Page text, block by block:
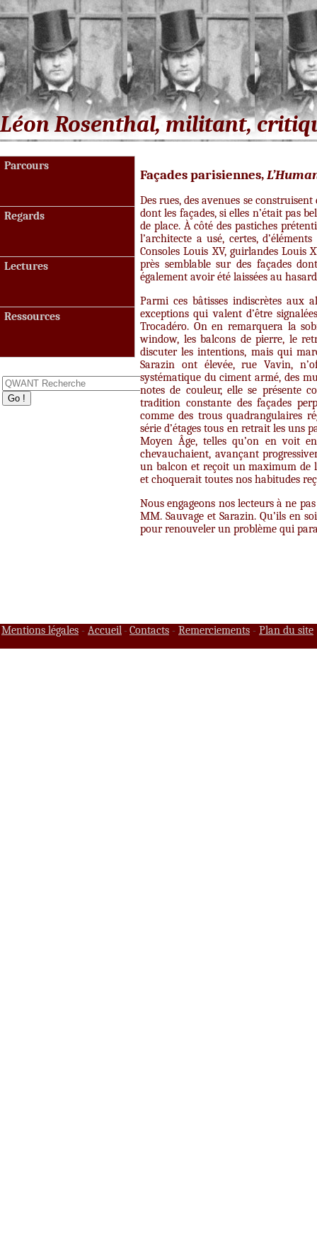
code_galerie
Léon Rosenthal, militant,
Façades parisiennes,
Des rues, des avenues se
dont les façades, si elles n’était pas
de place. À côté des pastiches
l’architecte a usé, certes,
Consoles Louis XV, guirlandes
près semblable sur des façades
également avoir été laissées au
Parmi ces bâtisses indiscrètes aux
exceptions qui valent d’être
Trocadéro. On en remarquera la
window, les balcons de pierre, le
discuter les intentions, mais qui
Sarazin ont élevée, rue Vavin,
systématique du ciment armé, des
notes de couleur, elle se présente
tradition constante des façades
comme des trous quadrangulaires
série d’étages tous en retrait les uns
Moyen Âge, telles qu’on en voit
chevauchaient, avançant
un balcon et reçoit un maximum de
et choquerait toutes nos habitudes
Nous engageons nos lecteurs à ne
MM. Sauvage et Sarazin. Qu’ils en
pour renouveler un problème qui
Mentions légales - Accueil - Contacts - Remerciements - Plan du site
Parcours
Regards
Lectures
Ressources